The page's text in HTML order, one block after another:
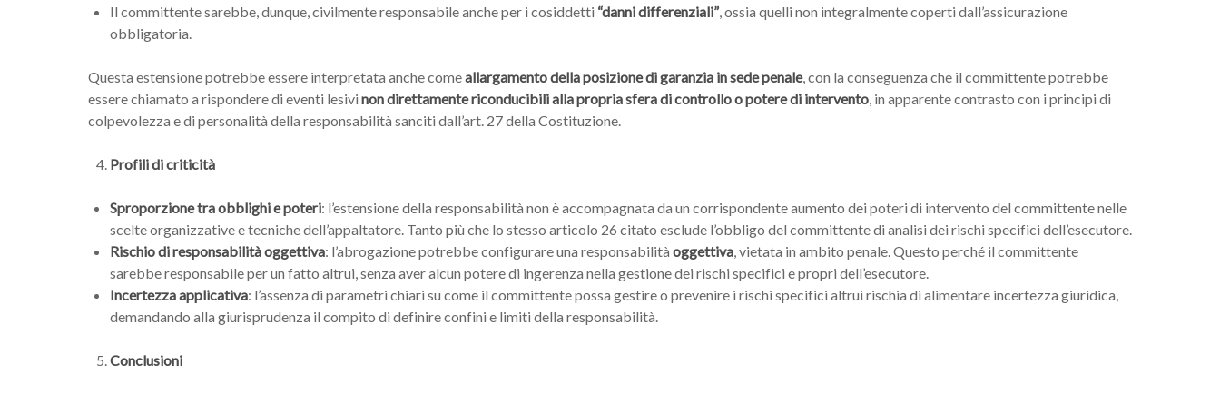
Il committente sarebbe, dunque, civilmente responsabile anche per i cosiddetti “danni differenziali”, ossia quelli non integralmente coperti dall’assicurazione
obbligatoria.
Questa estensione potrebbe essere interpretata anche comeallargamento della posizione di garanzia in sede penale, con la conseguenza che il committente potrebbe
essere chiamato a rispondere di eventi lesivi non direttamente riconducibili alla propria sfera di controllo o potere di intervento, in apparente contrasto con i principi di
colpevolezza e di personalità della responsabilità sanciti dall’art. 27 della Costituzione.
Profili di criticità
Sproporzione tra obblighi e poteri: l’estensione della responsabilità non è accompagnata da un corrispondente aumento dei poteri di intervento del committente nelle
scelte organizzative e tecniche dell’appaltatore. Tanto più che lo stesso articolo 26 citato esclude l’obbligo del committente di analisi dei rischi specifici dell’esecutore.
Rischio di responsabilità oggettiva: l’abrogazione potrebbe configurare una responsabilità oggettiva, vietata in ambito penale. Questo perché il committente
sarebbe responsabile per un fatto altrui, senza aver alcun potere di ingerenza nella gestione dei rischi specifici e propri dell’esecutore.
Incertezza applicativa: l’assenza di parametri chiari su come il committente possa gestire o prevenire i rischi specifici altrui rischia di alimentare incertezza giuridica,
demandando alla giurisprudenza il compito di definire confini e limiti della responsabilità.
Conclusioni